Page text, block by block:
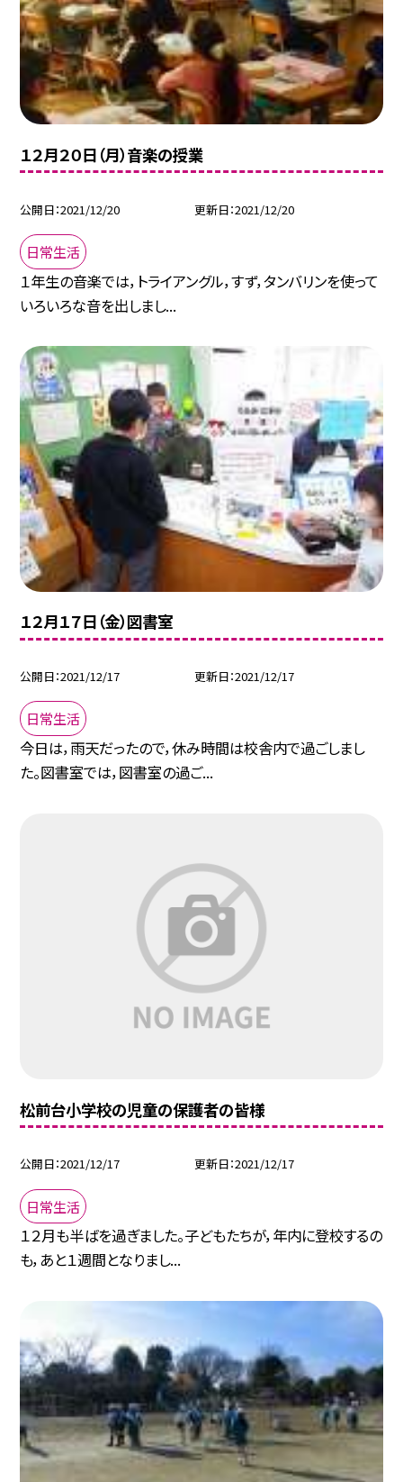
１２月２０日（月）音楽の授業
公開日 2021/12/20 更新日 2021/12/20
日常生活
１年生の音楽では，トライアングル，すず，タンバリンを使って
いろいろな音を出しまし...
１２月１７日（金）図書室
公開日 2021/12/17 更新日 2021/12/17
日常生活
今日は，雨天だったので，休み時間は校舎内で過ごしまし
た。図書室では，図書室の過ご...
松前台小学校の児童の保護者の皆様
公開日 2021/12/17 更新日 2021/12/17
日常生活
１２月も半ばを過ぎました。子どもたちが，年内に登校するの
も，あと１週間となりまし...